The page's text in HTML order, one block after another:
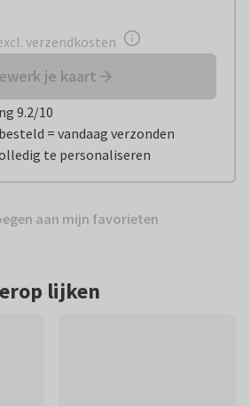
verzendkosten
je kaart
9.2/10
= vandaag verzonden
te personaliseren
aan mijn favorieten
lijken